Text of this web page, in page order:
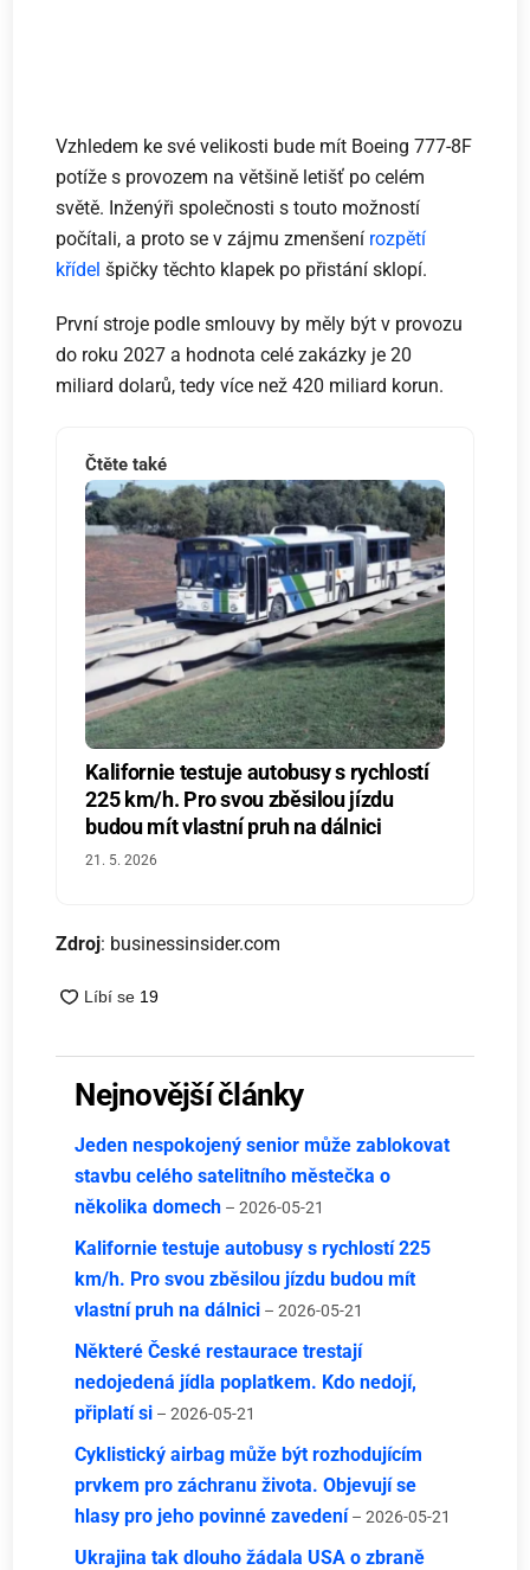
Vzhledem ke své velikosti bude mít Boeing 777-8F
potíže s provozem na většině letišť po celém
světě. Inženýři společnosti s touto možností
počítali, a proto se v zájmu zmenšení rozpětí
křídel špičky těchto klapek po přistání sklopí.
První stroje podle smlouvy by měly být v provozu
do roku 2027 a hodnota celé zakázky je 20
miliard dolarů, tedy více než 420 miliard korun.
Čtěte také
Kalifornie testuje autobusy s rychlostí
225 km/h. Pro svou zběsilou jízdu
budou mít vlastní pruh na dálnici
21. 5. 2026
Zdroj: businessinsider.com
Nejnovější články
Jeden nespokojený senior může zablokovat
stavbu celého satelitního městečka o
několika domech – 2026-05-21
Kalifornie testuje autobusy s rychlostí 225
km/h. Pro svou zběsilou jízdu budou mít
vlastní pruh na dálnici – 2026-05-21
Některé České restaurace trestají
nedojedená jídla poplatkem. Kdo nedojí,
připlatí si – 2026-05-21
Cyklistický airbag může být rozhodujícím
prvkem pro záchranu života. Objevují se
hlasy pro jeho povinné zavedení – 2026-05-21
Ukrajina tak dlouho žádala USA o zbraně